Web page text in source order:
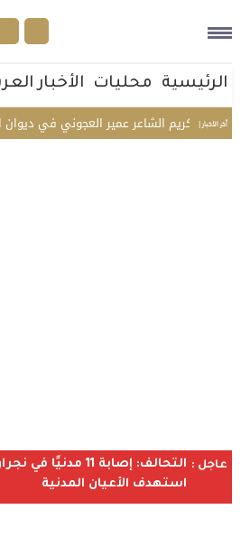
الرئيسية محليات الأخبار
أخر الأخبار |
تكريم الشاعر عمير العجوني في ديوان
عاجل :
التحالف: إصابة 11
استهدف الأعيان المدنية